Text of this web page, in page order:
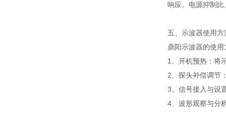
响应、电源抑制
五、示波器使用方
鼎阳示波器的使
1、开机预热：将
2、探头补偿调节
3、信号接入与设
4、波形观察与分